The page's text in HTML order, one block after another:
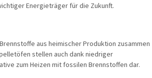
Energieträger für die Zukunft.
aus heimischer Produktion zusammen
stellen auch dank niedriger
zum Heizen mit fossilen Brennstoffen dar.